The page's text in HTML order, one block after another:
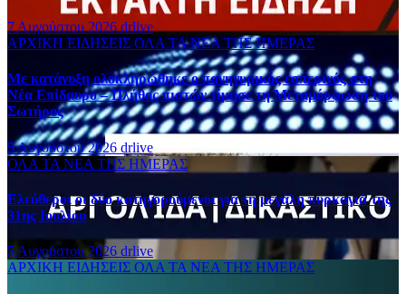
7 Αυγούστου 2026drlive
ΑΡΧΙΚΗ ΕΙΔΗΣΕΙΣ ΟΛΑ ΤΑ ΝΕΑ ΤΗΣ ΗΜΕΡΑΣ
Με κατάνυξη ολοκληρώθηκε ο πανηγυρικός εσπερινός στη
Νέα Επίδαυρο – Πλήθος πιστών τίμησε τη Μεταμόρφωση του
Σωτήρος
5 Αυγούστου 2026 drlive
ΟΛΑ ΤΑ ΝΕΑ ΤΗΣ ΗΜΕΡΑΣ
Ελεύθεροι οι δύο κατηγορούμενοι για τη μεγάλη πυρκαγιά της
31ης Ιουλίου
5 Αυγούστου 2026 drlive
ΑΡΧΙΚΗ ΕΙΔΗΣΕΙΣ ΟΛΑ ΤΑ ΝΕΑ ΤΗΣ ΗΜΕΡΑΣ